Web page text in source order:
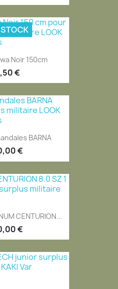
Noir 150cm
€
BARNA
€
CENTURION...
€